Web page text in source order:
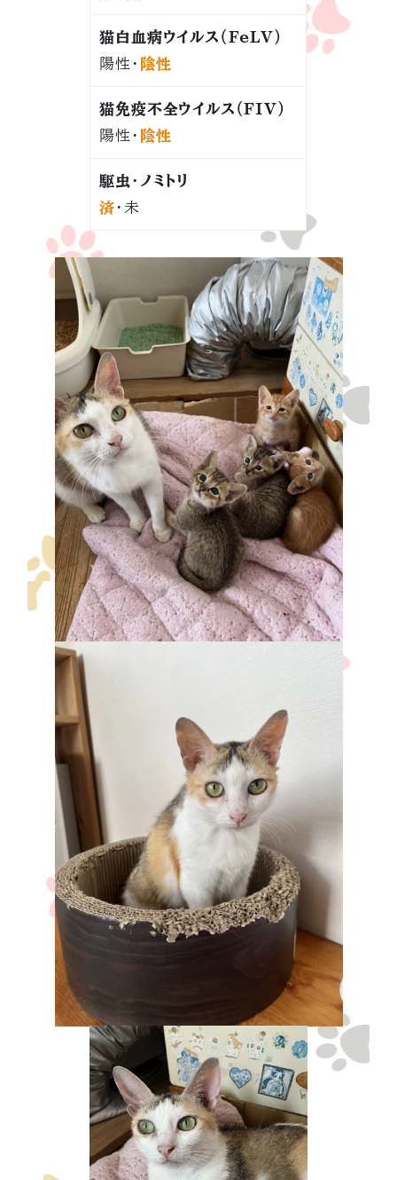
猫白血病ウイルス（FeLV）
陽性・ 陰性
猫免疫不全ウイルス（FIV）
陽性・ 陰性
駆虫・ノミトリ
済 ・未